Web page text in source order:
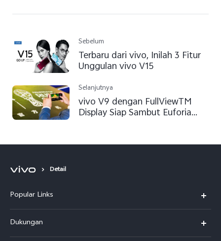
Sebelum
Terbaru dari vivo, Inilah 3 Fitur
Unggulan vivo V15
Selanjutnya
vivo V9 dengan FullViewTM
Display Siap Sambut Euforia
Detail
Popular Links
T5
Dukungan